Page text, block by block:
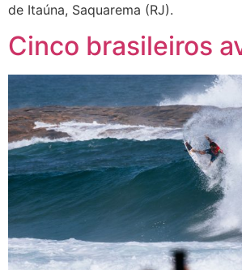
de Itaúna, Saquarema (RJ).
Cinco brasileiros